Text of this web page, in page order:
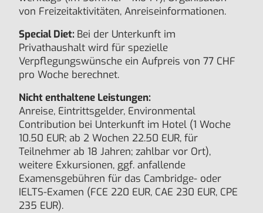
von Freizeitaktivitäten, Anreiseinformationen.
Special Diet: Bei der Unterkunft im
Privathaushalt wird für spezielle
Verpflegungswünsche ein Aufpreis von 77 CHF
pro Woche berechnet.
Nicht enthaltene Leistungen:
Anreise, Eintrittsgelder, Environmental
Contribution bei Unterkunft im Hotel (1 Woche
10.50 EUR; ab 2 Wochen 22.50 EUR, für
Teilnehmer ab 18 Jahren; zahlbar vor Ort),
weitere Exkursionen, ggf. anfallende
Examensgebühren für das Cambridge- oder
IELTS-Examen (FCE 220 EUR, CAE 230 EUR, CPE
235 EUR).